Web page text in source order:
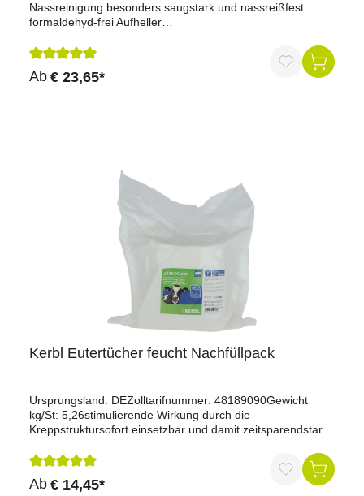
Nassreinigung besonders saugstark und nassreißfest
formaldehyd-frei Aufheller
cmQualität = 40 g/m²Blattgröße ca. 23 x 24 cmBei
Abholung einer Palette mit 63 Sack in Dietmannsried
erstatten wir pauschal 50,00 Euro.
Durchschnittliche Bewertung von 5 von 5 Sternen
Ab € 23,65*
Kerbl Eutertücher feucht Nachfüllpack
Ursprungsland: DEZolltarifnummer: 48189090Gewicht
kg/St: 5,26stimulierende Wirkung durch die
Kreppstruktursofort einsetzbar und damit zeitsparendstarke
FrischzellstofflebensmittelechtQAV freiInhalt: 800
Durchschnittliche Bewertung von 5 von 5 Sternen
Ab € 14,45*